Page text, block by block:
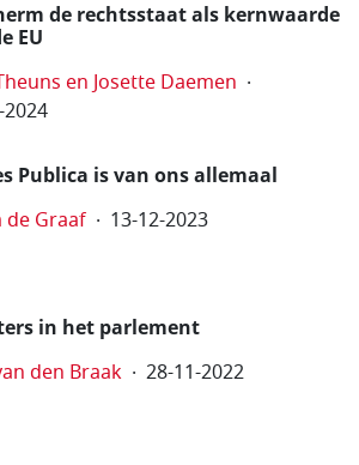
de rechtsstaat als kernwaarde
EU
en Josette Daemen
Publica is van ons allemaal
de Graaf 13-12-2023
in het parlement
den Braak 28-11-2022